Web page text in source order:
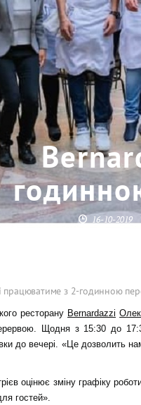
16-10-2019
працюватиме з 2-годинною
ресторану Bernardazzi
Щодня з 15:30 до
до вечері. «Це дозволить
оцінює зміну графіку
гостей».